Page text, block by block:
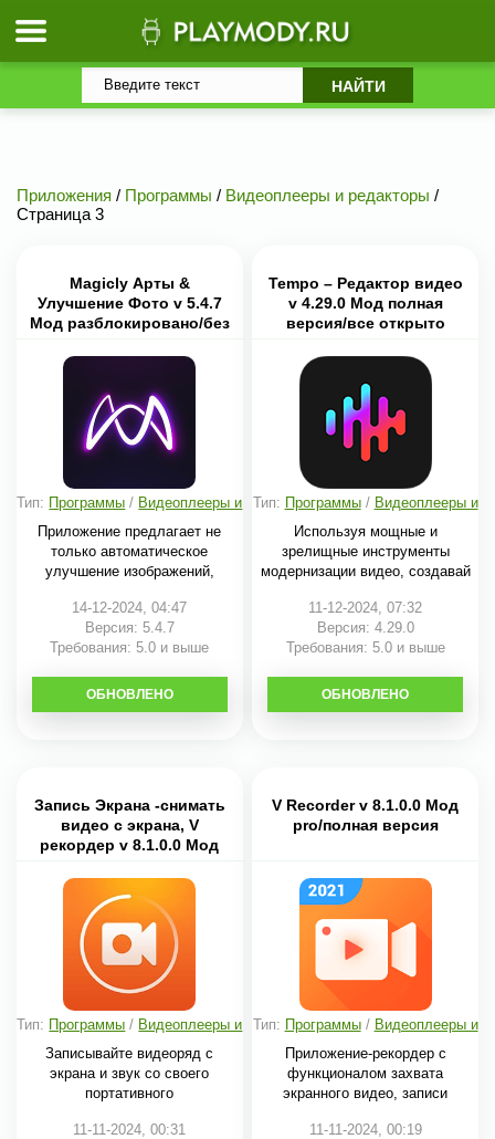
Приложения / Программы / Видеоплееры и редакторы /
Страница 3
Magicly Арты &
Улучшение Фото v 5.4.7
Мод разблокировано/без
Тип: Программы / Видеоплееры и
Приложение предлагает не
только автоматическое
улучшение изображений,
14-12-2024, 04:47
Версия: 5.4.7
Требования: 5.0 и выше
СКАЧАТЬ
ОБНОВЛЕНО
Tempo – Редактор видео
v 4.29.0 Мод полная
версия/все открыто
Тип: Программы/ Видеоплееры и
Используя мощные и
зрелищные инструменты
модернизации видео, создавай
11-12-2024, 07:32
Версия: 4.29.0
Требования: 5.0 и выше
СКАЧАТЬ
ОБНОВЛЕНО
Запись Экрана -снимать
видео с экрана, V
рекордер v 8.1.0.0 Мод
Тип: Программы / Видеоплееры и
Записывайте видеоряд с
экрана и звук со своего
портативного
11-11-2024, 00:31
V Recorder v 8.1.0.0 Мод
pro/полная версия
Тип: Программы/ Видеоплееры и
Приложение-рекордер с
функционалом захвата
экранного видео, записи
11-11-2024, 00:19